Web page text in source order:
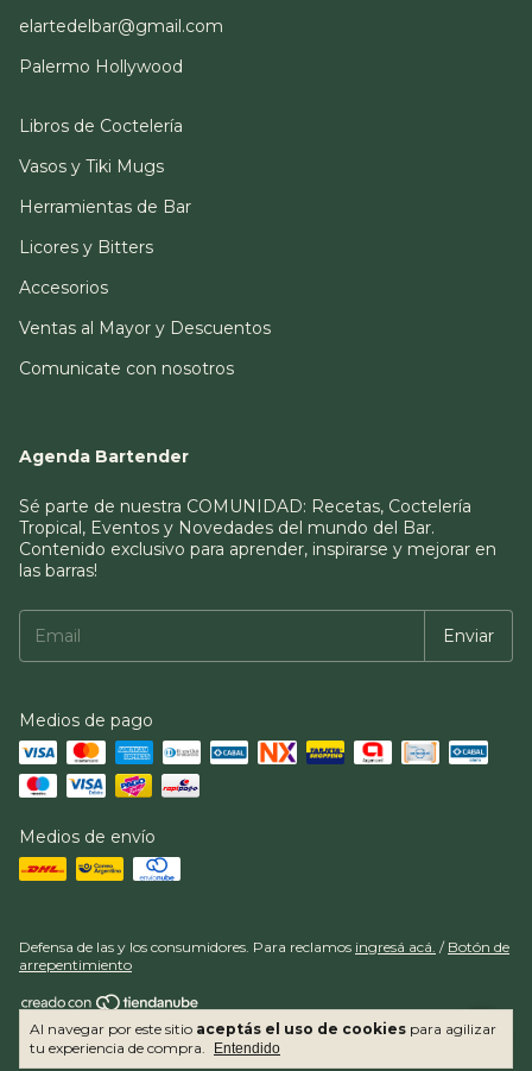
Al navegar por este sitio aceptás el uso de cookies para agilizar
tu experiencia de compra.
Entendido
elartedelbar@gmail.com
Palermo Hollywood
Libros de Coctelería
Vasos y Tiki Mugs
Herramientas de Bar
Licores y Bitters
Accesorios
Ventas al Mayor y Descuentos
Comunicate con nosotros
Agenda Bartender
Sé parte de nuestra COMUNIDAD: Recetas, Coctelería
Tropical, Eventos y Novedades del mundo del Bar.
Contenido exclusivo para aprender, inspirarse y mejorar en
las barras!
Medios de pago
Medios de envío
Defensa de las y los consumidores. Para reclamos ingresá acá. / Botón de
arrepentimiento
Copyright Arte Bar - 2026. Todos los derechos reservados.